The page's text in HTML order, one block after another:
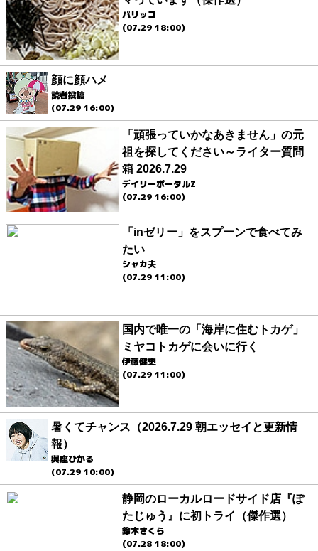
パリッコ
(07.29 18:00)
顔に顔ハメ
読者投稿
(07.29 16:00)
「頑張っていかなあきません」の元
祖を探してください～ライター質問
箱 2026.7.29
デイリーポータルZ
(07.29 16:00)
「inゼリー」をスプーンで食べてみ
たい
シャカ夫
(07.29 11:00)
国内で唯一の「海岸に住むトカゲ」
ミヤコトカゲに会いに行く
伊藤健史
(07.29 11:00)
暑くてチャンス（2026.7.29 朝エッセイと更新情
報）
與座ひかる
(07.29 10:00)
静岡のローカルロードサイド店『ぽ
たじゅう』に初トライ（傑作選）
鈴木さくら
(07.28 18:00)